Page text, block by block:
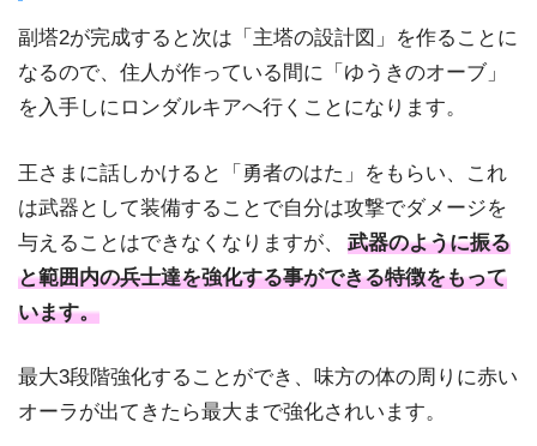
副塔2が完成すると次は「主塔の設計図」を作ることに
なるので、住人が作っている間に「ゆうきのオーブ」
を入手しにロンダルキアへ行くことになります。
王さまに話しかけると「勇者のはた」をもらい、これ
は武器として装備することで自分は攻撃でダメージを
与えることはできなくなりますが、
武器のように振る
と範囲内の兵士達を強化する事ができる特徴をもって
います。
最大3段階強化することができ、味方の体の周りに赤い
オーラが出てきたら最大まで強化されいます。